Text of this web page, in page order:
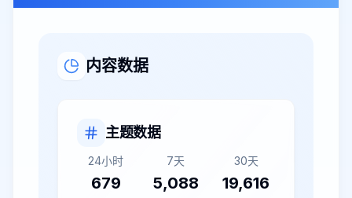
内容数据
主题数据
24小时
679
7天
5,088
30天
19,616